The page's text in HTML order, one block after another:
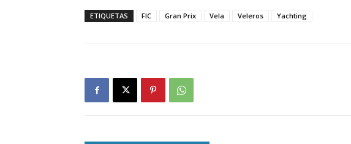
ETIQUETAS FIC Gran Prix Vela Veleros Yachting